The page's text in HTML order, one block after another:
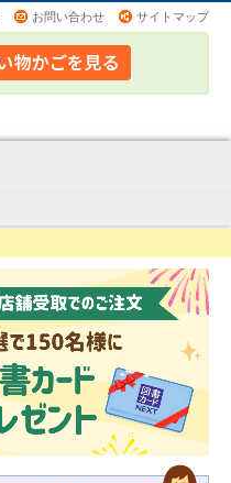
お問い合わせ サイトマップ